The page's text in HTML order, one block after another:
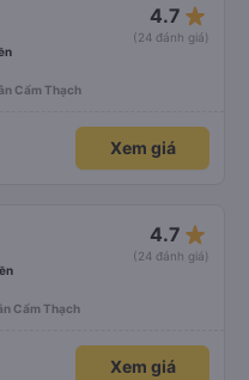
4.7 star_rate
(24 đánh giá)
Cẩm Thạch
Xem giá
4.7 star_rate
(24 đánh giá)
Cẩm Thạch
Xem giá